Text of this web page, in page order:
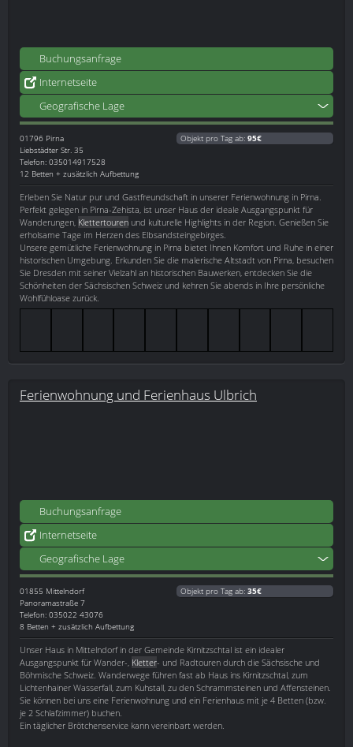
Buchungsanfrage
Internetseite
Geografische Lage
01796 Pirna
Liebstädter Str. 35
Telefon: 035014917528
12 Betten + zusätzlich Aufbettung
Objekt pro Tag ab: 95€
Erleben Sie Natur pur und Gastfreundschaft in unserer Ferienwohnung in Pirna.
Perfekt gelegen in Pirna-Zehista, ist unser Haus der ideale Ausgangspunkt für
Wanderungen, Klettertouren und kulturelle Highlights in der Region. Genießen Sie
erholsame Tage im Herzen des Elbsandsteingebirges.
Unsere gemütliche Ferienwohnung in Pirna bietet Ihnen Komfort und Ruhe in einer
historischen Umgebung. Erkunden Sie die malerische Altstadt von Pirna, besuchen
Sie Dresden mit seiner Vielzahl an historischen Bauwerken, entdecken Sie die
Schönheiten der Sächsischen Schweiz und kehren Sie abends in Ihre persönliche
Wohlfühloase zurück.
Ferienwohnung und Ferienhaus Ulbrich
Buchungsanfrage
Internetseite
Geografische Lage
01855 Mittelndorf
Panoramastraße 7
Telefon: 035022 43076
8 Betten + zusätzlich Aufbettung
Objekt pro Tag ab: 35€
Unser Haus in Mittelndorf in der Gemeinde Kirnitzschtal ist ein idealer
Ausgangspunkt für Wander-, Kletter- und Radtouren durch die Sächsische und
Böhmische Schweiz. Wanderwege führen fast ab Haus ins Kirnitzschtal, zum
Lichtenhainer Wasserfall, zum Kuhstall, zu den Schrammsteinen und Affensteinen.
Sie können bei uns eine Ferienwohnung und ein Ferienhaus mit je 4 Betten (bzw.
je 2 Schlafzimmer) buchen.
Ein täglicher Brötchenservice kann vereinbart werden.